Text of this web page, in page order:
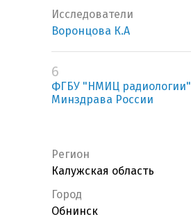
Исследователи
Воронцова К.А
6
ФГБУ "НМИЦ радиологии"
Минздрава России
Регион
Калужская область
Город
Обнинск